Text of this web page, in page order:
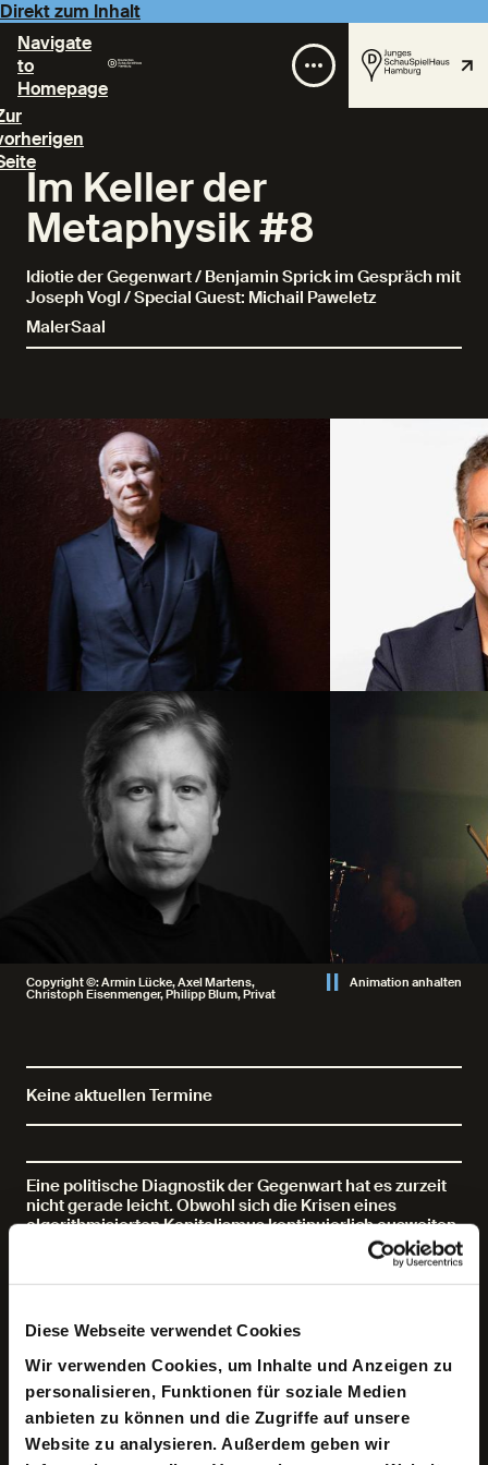
Diese Webseite verwendet Cookies
Wir verwenden Cookies, um Inhalte und Anzeigen zu
personalisieren, Funktionen für soziale Medien
anbieten zu können und die Zugriffe auf unsere
Website zu analysieren. Außerdem geben wir
Direkt zum Inhalt
Navigate
to
Homepage
Im Keller der
Metaphysik #8
Idiotie der Gegenwart / Benjamin Sprick im Gespräch mit
Joseph Vogl / Special Guest: Michail Paweletz
MalerSaal
Copyright ©: Armin Lücke, Axel Martens,
Christoph Eisenmenger, Philipp Blum, Privat
Animation anhalten
Keine aktuellen Termine
Eine politische Diagnostik der Gegenwart hat es zurzeit
nicht gerade leicht. Obwohl sich die Krisen eines
algorithmisierten Kapitalismus kontinuierlich ausweiten,
mangelt es dennoch an Theorien darüber, wie sich ihre
Entwicklung systematisch fassen lässt. »Wir haben es
mit dem Problem der Begriffsschöpfung zu tun« so der
seinem letzten Aufenthalt im »Keller der Metaphysik« im
März letzten Jahres, »weil Begriffe für das, was sich
gerade ereignet noch gar nicht richtig vorhanden sind.«
Grund genug die gemeinsame Recherche fortzusetzen
und nach neuen Rahmenbedingungen für eine politische
Analyse aktueller Ereignisse zu suchen. Eine »Idiotie der
Gegenwart« vermeidet – so die kellermetaphysische